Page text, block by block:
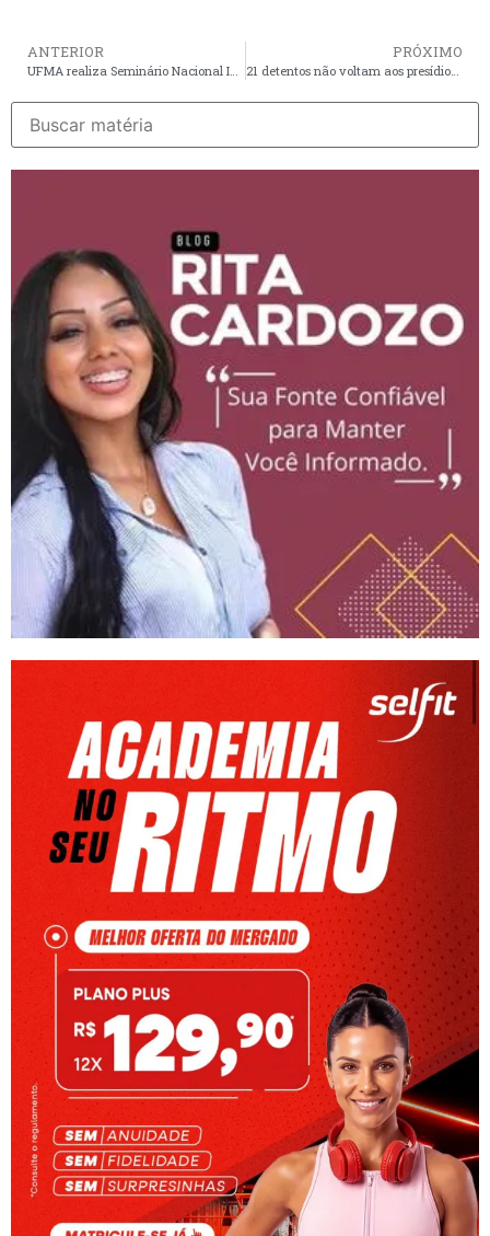
ANTERIOR PRÓXIMO
21 detentos não voltam aos presídios após saída temporária de Semana Santa na Grande Ilha